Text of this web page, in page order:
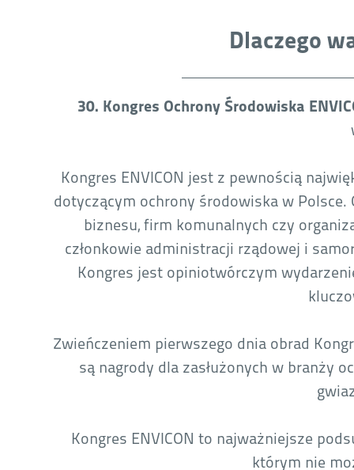
Dlaczego
30. Kongres Ochrony Środowiska
Kongres ENVICON jest z pewnością
dotyczącym ochrony środowiska w
biznesu, firm komunalnych czy
członkowie administracji rządowej i
Kongres jest opiniotwórczym
Zwieńczeniem pierwszego dnia obrad
są nagrody dla zasłużonych w branży
Kongres ENVICON to najważniejsze
którym nie